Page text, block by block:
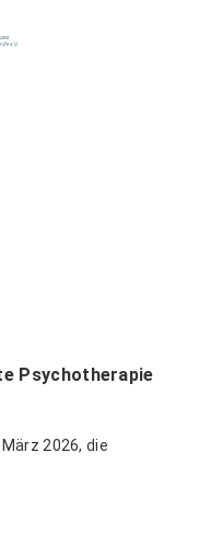
Psychotherapie
2026, die